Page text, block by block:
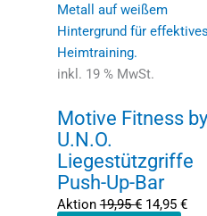
inkl. 19 % MwSt.
Motive Fitness by
U.N.O.
Liegestützgriffe
Push-Up-Bar
Aktion19,95€
19,95 €
14,95 €